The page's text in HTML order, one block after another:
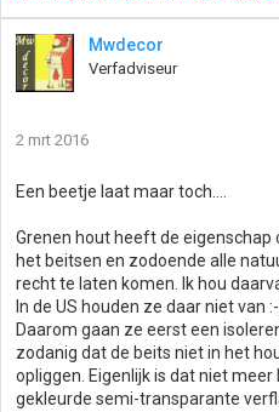
Mwdecor
Verfadviseur
2 mrt 2016
Een beetje laat maar toch....
Grenen hout heeft de
het beitsen en zodoende alle
recht te laten komen. Ik hou
In de US houden ze daar niet van :-
Daarom gaan ze eerst een
zodanig dat de beits niet in het
opliggen. Eigenlijk is dat niet
gekleurde semi-transparante